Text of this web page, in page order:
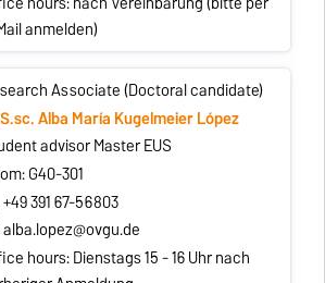
anmelden)
Associate (Doctoral candidate)
Alba María Kugelmeier López
advisor Master EUS
G40-301
+49 391 67-56803
alba.lopez@ovgu.de
hours: Dienstags 15 - 16 Uhr nach